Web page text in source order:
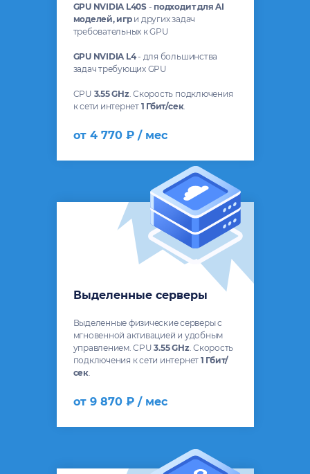
GPU NVIDIA L40S- подходит для AI
моделей, игри других задач
требовательных к GPU
GPU NVIDIA L4- для большинства
задач требующих GPU
CPU 3.55 GHz . Скорость подключения
к сети интернет 1 Гбит/сек.
от 4 770 ₽ / мес
Выделенные серверы
Выделенные физические серверы с
мгновенной активацией и удобным
управлением. CPU3.55 GHz . Скорость
подключения к сети интернет 1 Гбит/
сек.
от 9 870 ₽ / мес